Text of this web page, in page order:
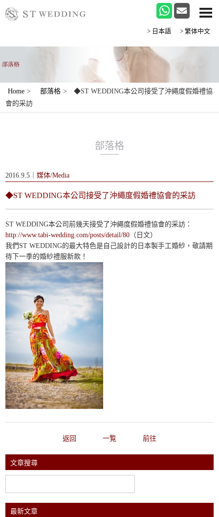
>日本語 >繁体中文
Home > 部落格 >
◆ST WEDDING本公司接受了沖繩度假婚禮協
會的采訪
部落格
2016.9.5｜媒体/Media
◆ST WEDDING本公司接受了沖繩度假婚禮協會的采訪
ST WEDDING本公司前幾天接受了沖繩度假婚禮協會的采訪：
http://www.tabi-wedding.com/posts/detail/80 （日文）
我們ST WEDDING的最大特色是自己設計的日本製手工婚紗，敬請期
待下一季的婚紗禮服新款！
返回 一覧 前往
文章搜尋
最新文章